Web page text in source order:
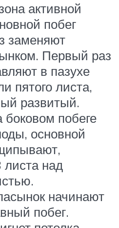
активной
побег
заменяют
Первый раз
в пазухе
пятого листа,
развитый.
боковом побеге
основной
листа над
начинают
побег.